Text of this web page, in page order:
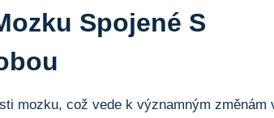
Spojené S
mozku, což vede k významným změnám